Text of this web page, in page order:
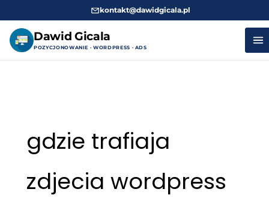
kontakt@dawidgicala.pl
Dawid Gicala
POZYCJONOWANIE · WORDPRESS · ADS
gdzie trafiaja
zdjecia wordpress